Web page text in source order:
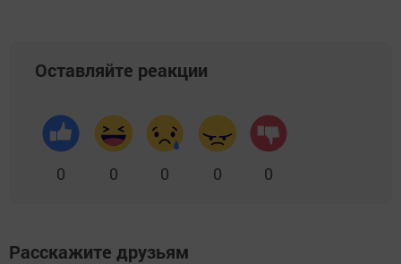
Оставляйте реакции
0 0 0 0 0
Расскажите друзьям